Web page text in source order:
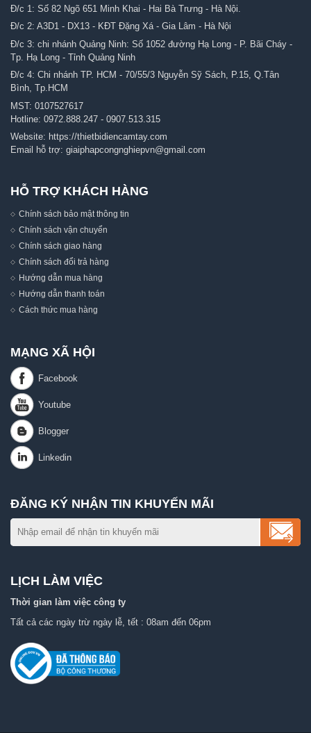
Đ/c 1: Số 82 Ngõ 651 Minh Khai - Hai Bà Trưng - Hà Nội.
Đ/c 2: A3D1 - DX13 - KĐT Đặng Xá - Gia Lâm - Hà Nội
Đ/c 3: chi nhánh Quảng Ninh: Số 1052 đường Hạ Long - P. Bãi Cháy -
Tp. Hạ Long - Tỉnh Quảng Ninh
Đ/c 4: Chi nhánh TP. HCM - 70/55/3 Nguyễn Sỹ Sách, P.15, Q.Tân
Bình, Tp.HCM
MST: 0107527617
Hotline: 0972.888.247 - 0907.513.315
Website: https://thietbidiencamtay.com
Email hỗ trợ: giaiphapcongnghiepvn@gmail.com
HỖ TRỢ KHÁCH HÀNG
Chính sách bảo mật thông tin
Chính sách vận chuyển
Chính sách giao hàng
Chính sách đổi trả hàng
Hướng dẫn mua hàng
Hướng dẫn thanh toán
Cách thức mua hàng
MẠNG XÃ HỘI
ĐĂNG KÝ NHẬN TIN KHUYẾN MÃI
LỊCH LÀM VIỆC
Thời gian làm việc công ty
Tất cả các ngày trừ ngày lễ, tết : 08am đến 06pm